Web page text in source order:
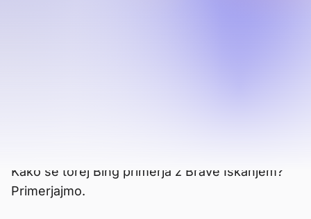
Kako se torej Bing primerja z Brave Iskanjem?
Primerjajmo.